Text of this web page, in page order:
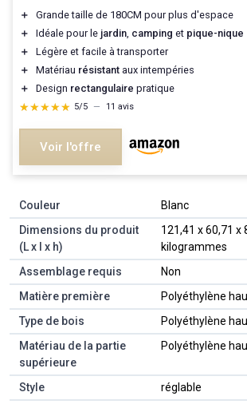
＋
Grande taille de 180CM pour plus d'espace
＋
Idéale pour le jardin camping et pique-nique
＋
Légère et facile à transporter
＋
Matériau résistant aux intempéries
＋
Design rectangulaire pratique
★★★★★
★★★★★ 5/5 — 11 avis
Voir l'offre
Couleur
‎Blanc
Dimensions du produit
(L x l x h)
‎121,41 x 60,71 x
kilogrammes
Assemblage requis
‎Non
Matière première
‎Polyéthylène
Type de bois
‎Polyéthylène
Matériau de la partie
supérieure
‎Polyéthylène
Style
‎réglable